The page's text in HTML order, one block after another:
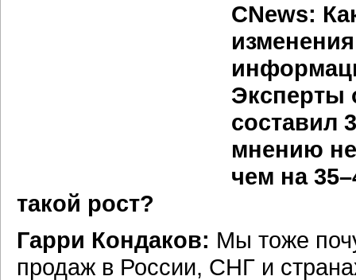
CNews:
Эксперты
составил
мнению
чем на
такой рост?
Гарри Кондаков: Мы тоже
продаж в России, СНГ и